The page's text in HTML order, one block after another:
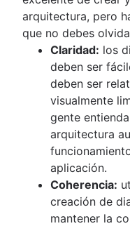
arquitectura, pero
que no debes
Claridad: los
deben ser
deben ser
visualmente
gente
arquitectura
aplicación.
Coherencia:
creación de
mantener la